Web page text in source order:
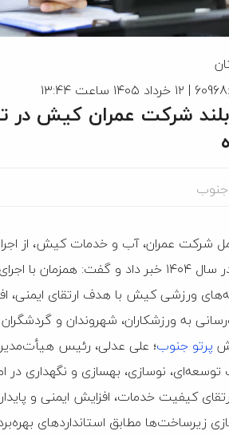
شرکت عمران کیش
جنوب
شرکت عمران، آب و خدمات کیش، از
ورزشی کیش با هدف ارتقای ایمنی،
به ورزشکاران، شهروندان و
پرتو جنوب؛ علی عدلی، رئیس
کیفیت خدمات، افزایش ایمنی و
زیرساخت‌ها مطابق استانداردهای